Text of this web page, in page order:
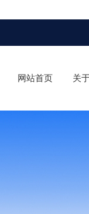
网站首页 关